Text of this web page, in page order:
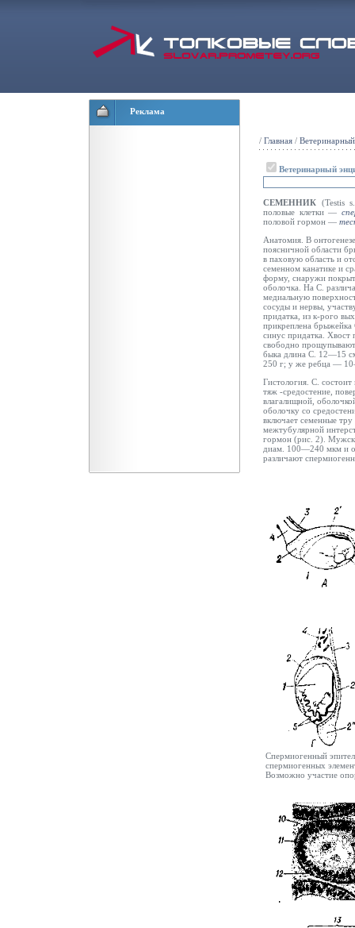
Реклама
/ Главная /
Ветеринарный
СЕМЕННИК (Testis
половые клетки —
половой гормон —
Анатомия. В
поясничной области
в паховую область и
семенном канатике и
форму, снаружи покрыт
оболочка. На С.
медиальную
сосуды и нервы,
придатка, из к-рого
прикреплена
синус придатка. Хвост
свободно
быка длина С. 12—15
250 г; у же ребца —
Гистология. С. состоит
тяж -средостение,
влагалищной,
оболочку со
включает семенные
межтубулярной
гормон (рис. 2).
диам. 100—240 мкм и
различают
Спермиогенный
спермиогенных
Возможно участие